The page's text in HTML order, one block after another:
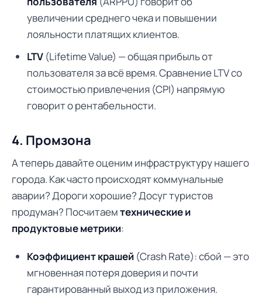
увеличении среднего чека и повышении
лояльности платящих клиентов.
LTV (Lifetime Value) — общая прибыль от
пользователя за всё время. Сравнение LTV со
стоимостью привлечения (CPI) напрямую
говорит о рентабельности.
4. Промзона
А теперь давайте оценим инфраструктуру нашего
города. Как часто происходят коммунальные
аварии? Дороги хорошие? Досуг туристов
продуман? Посчитаемтехнические и
продуктовые метрики:
Коэффициент крашей (Crash Rate): сбой — это
мгновенная потеря доверия и почти
гарантированный выход из приложения.